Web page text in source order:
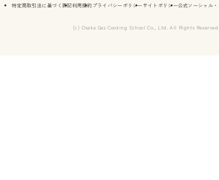
特定商取引法に基づく表記利用規約 プライバシーポリシーサイトポリシー公式ソーシャル
(c) Osaka Gas Cooking School Co., Ltd. All Rights